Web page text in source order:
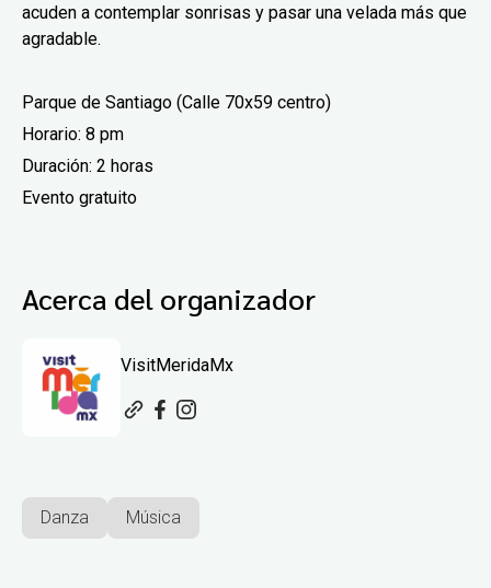
acuden a contemplar sonrisas y pasar una velada más que
agradable.
Parque de Santiago (Calle 70x59 centro)
Horario: 8 pm
Duración: 2 horas
Evento gratuito
Acerca del organizador
VisitMeridaMx
Danza Música